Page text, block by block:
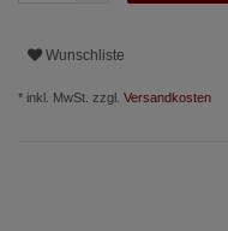
Wunschliste
* inkl. MwSt. zzgl. Versandkosten